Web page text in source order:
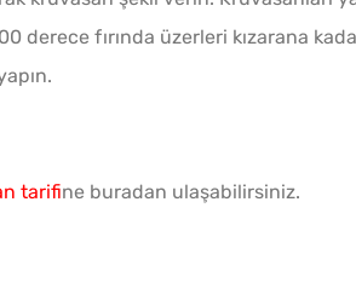
derece fırında üzerleri kızarana
tarifine buradan ulaşabilirsiniz.